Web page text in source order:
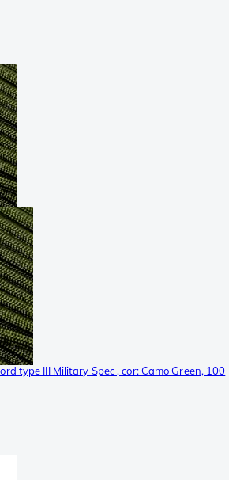
type III Military Spec , cor: Camo Green, 100